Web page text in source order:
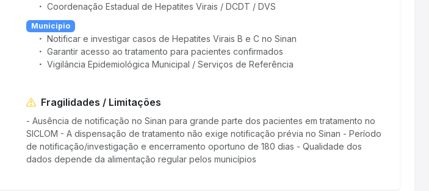
Coordenação Estadual de Hepatites Virais / DCDT / DVS
Municipio
Notificar e investigar casos de Hepatites Virais B e C no Sinan
Garantir acesso ao tratamento para pacientes confirmados
Vigilância Epidemiológica Municipal / Serviços de Referência
Fragilidades / Limitações
- Ausência de notificação no Sinan para grande parte dos pacientes em tratamento no
SICLOM - A dispensação de tratamento não exige notificação prévia no Sinan - Período
de notificação/investigação e encerramento oportuno de 180 dias - Qualidade dos
dados depende da alimentação regular pelos municípios